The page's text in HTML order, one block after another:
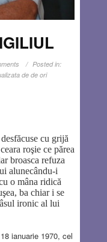
Posted in:
de de ori
cu grijă
roşie ce părea
broasca refuza
alunecându-i
o mâna ridică
ba chiar i se
ironic al lui
ianuarie 1970, cel